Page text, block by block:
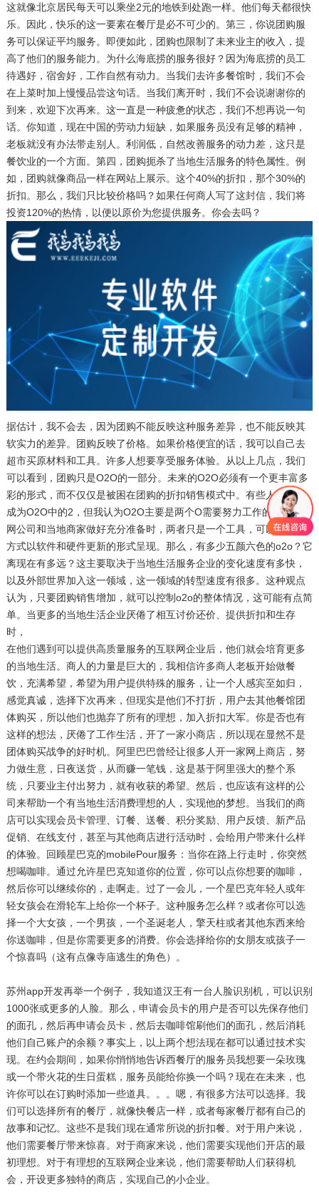
这就像北京居民每天可以乘坐2元的地铁到处跑一样。他们每天都很快
乐。因此，快乐的这一要素在餐厅是必不可少的。第三，你说团购服
务可以保证平均服务。即便如此，团购也限制了未来业主的收入，提
高了他们的服务能力。为什么海底捞的服务很好？因为海底捞的员工
待遇好，宿舍好，工作自然有动力。当我们去许多餐馆时，我们不会
在上菜时加上慢慢品尝这句话。当我们离开时，我们不会说谢谢你的
到来，欢迎下次再来。这一直是一种疲惫的状态，我们不想再说一句
话。你知道，现在中国的劳动力短缺，如果服务员没有足够的精神，
老板就没有办法带走别人。利润低，自然改善服务的动力差，这只是
餐饮业的一个方面。第四，团购扼杀了当地生活服务的特色属性。例
如，团购就像商品一样在网站上展示。这个40%的折扣，那个30%的
折扣。那么，我们只比较价格吗？如果任何商人写了这封信，我们将
投资120%的热情，以便以原价为您提供服务。你会去吗？
据估计，我不会去，因为团购不能反映这种服务差异，也不能反映其
软实力的差异。团购反映了价格。如果价格便宜的话，我可以自己去
超市买原材料和工具。许多人想要享受服务体验。从以上几点，我们
可以看到，团购只是O2O的一部分。未来的O2O必须有一个更丰富多
彩的形式，而不仅仅是被困在团购的折扣销售模式中。有些人总是想
成为O2O中的2，但我认为O2O主要是两个O需要努力工作的。当互联
网公司和当地商家做好充分准备时，两者只是一个工具，可以以多种
方式以软件和硬件更新的形式呈现。那么，有多少五颜六色的o2o？它
离现在有多远？这主要取决于当地生活服务企业的变化速度有多快，
以及外部世界加入这一领域，这一领域的转型速度有很多。这种观点
认为，只要团购销售增加，就可以控制o2o的整体情况，这可能有点简
单。当更多的当地生活企业厌倦了相互讨价还价、提供折扣和生存
时，
在他们遇到可以提供高质量服务的互联网企业后，他们就会培育更多
的当地生活。商人的力量是巨大的，我相信许多商人老板开始做餐
饮，充满希望，希望为用户提供特殊的服务，让一个人感宾至如归，
感觉真诚，选择下次再来，但现实是他们不打折，用户去其他餐馆团
体购买，所以他们也抛弃了所有的理想，加入折扣大军。你是否也有
这样的想法，厌倦了工作生活，开了一家小商店，所以现在显然不是
团体购买战争的好时机。阿里巴巴曾经让很多人开一家网上商店，努
力做生意，日夜送货，从而赚一笔钱，这是基于阿里强大的整个系
统，只要业主付出努力，就有收获的希望。然后，也应该有这样的公
司来帮助一个有当地生活消费理想的人，实现他的梦想。当我们的商
店可以实现会员卡管理、订餐、送餐、积分奖励、用户反馈、新产品
促销、在线支付，甚至与其他商店进行活动时，会给用户带来什么样
的体验。回顾星巴克的mobilePour服务：当你在路上行走时，你突然
想喝咖啡。通过允许星巴克知道你的位置，你可以点你想要的咖啡，
然后你可以继续你的，走啊走。过了一会儿，一个星巴克年轻人或年
轻女孩会在滑轮车上给你一个杯子。这种服务怎么样？或者你可以选
择一个大女孩，一个男孩，一个圣诞老人，擎天柱或者其他东西来给
你送咖啡，但是你需要更多的消费。你会选择给你的女朋友或孩子一
个惊喜吗（这有点像寺庙逃生的角色）。
苏州app开发再举一个例子，我知道汉王有一台人脸识别机，可以识别
1000张或更多的人脸。那么，申请会员卡的用户是否可以先保存他们
的面孔，然后再申请会员卡，然后去咖啡馆刷他们的面孔，然后消耗
他们自己账户的余额？事实上，以上两个想法现在都可以通过技术实
现。在约会期间，如果你悄悄地告诉西餐厅的服务员我想要一朵玫瑰
或一个带火花的生日蛋糕，服务员能给你换一个吗？现在在未来，也
许你可以在订购时添加一些道具。。。嗯，有很多方法可以选择。我
们可以选择所有的餐厅，就像快餐店一样，或者每家餐厅都有自己的
故事和记忆。这些不是我们现在通常所说的折扣餐。对于用户来说，
他们需要餐厅带来惊喜。对于商家来说，他们需要实现他们开店的最
初理想。对于有理想的互联网企业来说，他们需要帮助人们获得机
会，开设更多独特的商店，实现自己的小企业。